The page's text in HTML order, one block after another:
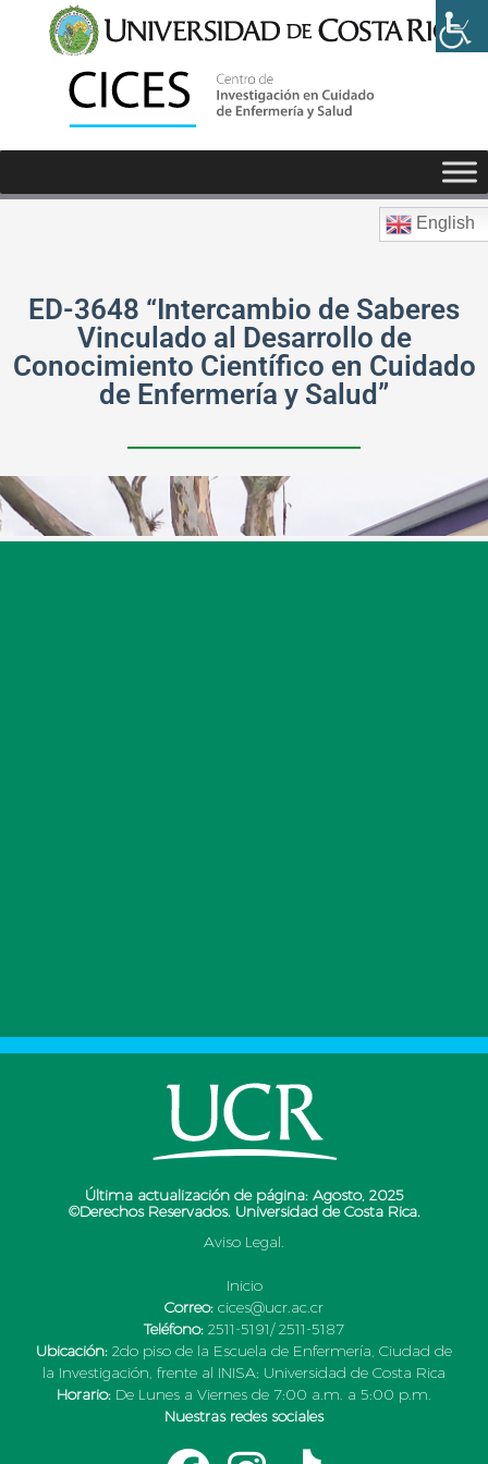
English
ED-3648 “Intercambio de Saberes
Vinculado al Desarrollo de
Conocimiento Científico en Cuidado
de Enfermería y Salud”
Última actualización de página: Agosto, 2025
©Derechos Reservados. Universidad de Costa Rica.
Aviso Legal.
Inicio
Correo: cices@ucr.ac.cr
Teléfono: 2511-5191/ 2511-5187
Ubicación: 2do piso de la Escuela de Enfermería, Ciudad de
la Investigación, frente al INISA; Universidad de Costa Rica
Horario: De Lunes a Viernes de 7:00 a.m. a 5:00 p.m.
Nuestras redes sociales